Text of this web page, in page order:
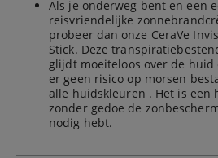
Als je onderweg bent en een
reisvriendelijke
probeer dan onze CeraVe
Stick. Deze
glijdt moeiteloos over de huid
er geen risico op morsen
alle huidskleuren . Het is een
zonder gedoe de
nodig hebt.